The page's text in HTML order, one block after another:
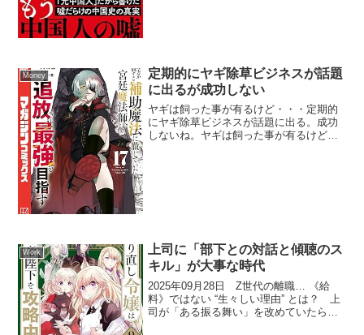
Money
定期的にヤギ除草ビジネスが話題
に出るが成功しない
ヤギは飼った事が有るけど・・・定期的
にヤギ除草ビジネスが話題に出る。成功
しないね。ヤギは飼った事が有るけど狭
Work
上司に「部下との対話と傾聴のス
キル」が大事な時代
2025年09月28日 Z世代の離職… 《給
料》ではない “生々しい理由” とは？ 上
司が「ある振る舞い」を改めていたら